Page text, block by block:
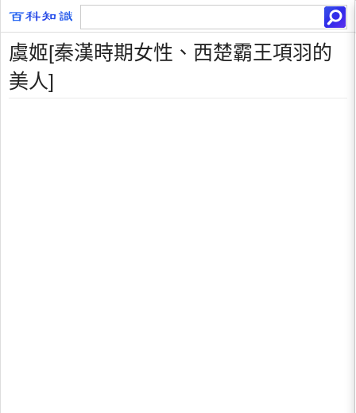
虞姬[秦漢時期女性、西楚霸王項羽的
美人]